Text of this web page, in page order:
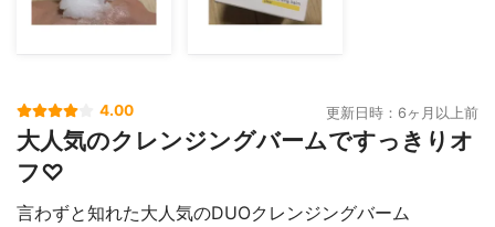
4.00 更新日時：6ヶ月以上前
大人気のクレンジングバームですっきりオ
フ♡
言わずと知れた大人気のDUOクレンジングバーム